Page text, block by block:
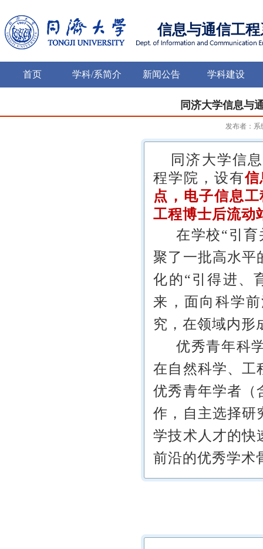
信息与通信工
首页 学科/系简介 新闻公告 学科建设
同济大学信息与
发布者：系
同济大学信
程学院，设有信
点，电子信息
工程博士后流动
在学校“引
聚了一批高水平
化的“引得进、
来，面向科学
究，在领域内形
优秀青年科
在自然科学、工
优秀青年学者（
作，自主选择研
学技术人才的快
前沿的优秀学术